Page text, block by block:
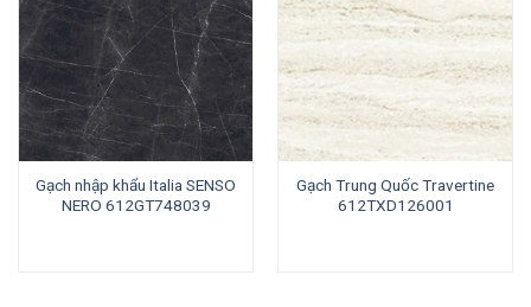
Gạch nhập khẩu Italia SENSO
NERO 612GT748039
Gạch Trung Quốc Travertine
612TXD126001